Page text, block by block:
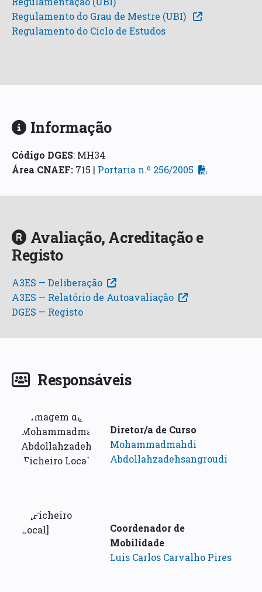
Regulamento do Grau de Mestre (UBI)
Regulamento do Ciclo de Estudos
Informação
Código DGES: MH34
Área CNAEF: 715 | Portaria n.º 256/2005
Avaliação, Acreditação e
Registo
A3ES — Deliberação
A3ES — Relatório de Autoavaliação
DGES — Registo
Responsáveis
Diretor/a de Curso
Mohammadmahdi
Abdollahzadehsangroudi
Coordenador de
Mobilidade
Luis Carlos Carvalho Pires